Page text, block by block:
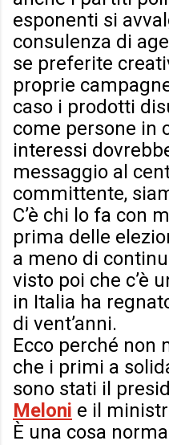
esponenti si
consulenza di
se preferite
proprie
caso i prodotti
come persone in
interessi
messaggio al
committente,
C’è chi lo fa con
prima delle
a meno di
visto poi che c’è
in Italia ha
di vent’anni.
Ecco perché non
che i primi a
sono stati il
Meloni e il
È una cosa